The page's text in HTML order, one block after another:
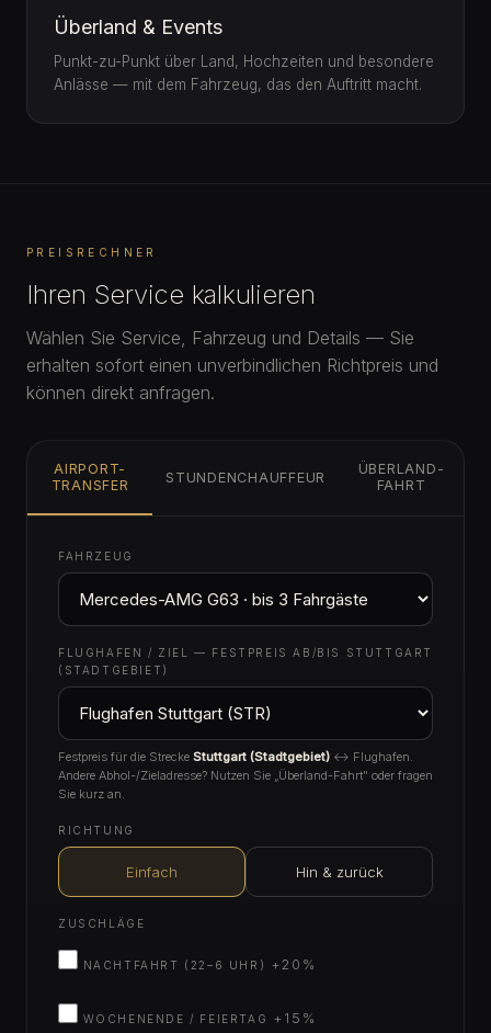
Überland & Events
Punkt-zu-Punkt über Land, Hochzeiten und besondere
Anlässe — mit dem Fahrzeug, das den Auftritt macht.
PREISRECHNER
Ihren Service kalkulieren
Wählen Sie Service, Fahrzeug und Details — Sie
erhalten sofort einen unverbindlichen Richtpreis und
können direkt anfragen.
AIRPORT-
TRANSFER
STUNDENCHAUFFEUR
ÜBERLAND-
FAHRT
FAHRZEUG
FLUGHAFEN / ZIEL — FESTPREIS AB/BIS STUTTGART
(STADTGEBIET)
Festpreis für die Strecke Stuttgart (Stadtgebiet) ↔ Flughafen.
Andere Abhol-/Zieladresse? Nutzen Sie „Überland-Fahrt" oder fragen
Sie kurz an.
RICHTUNG
Einfach Hin & zurück
ZUSCHLÄGE
NACHTFAHRT (22–6 UHR) +20%
WOCHENENDE / FEIERTAG +15%